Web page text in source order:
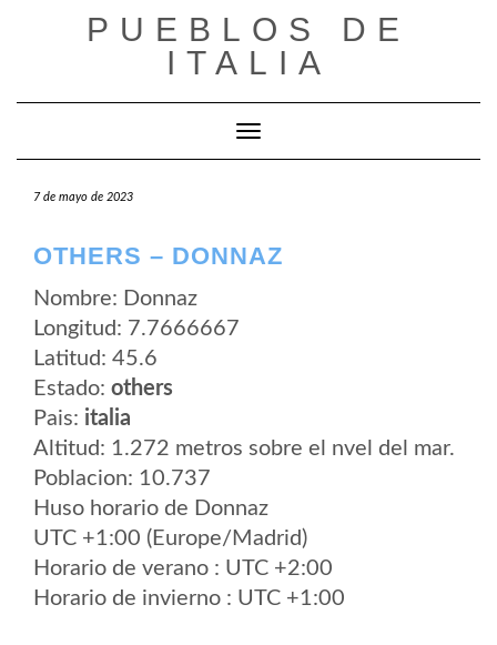
PUEBLOS DE
ITALIA
Cambiar modo de navegación
7 de mayo de 2023
OTHERS – DONNAZ
Nombre: Donnaz
Longitud: 7.7666667
Latitud: 45.6
Estado: others
Pais: italia
Altitud: 1.272 metros sobre el nvel del mar.
Poblacion: 10.737
Huso horario de Donnaz
UTC +1:00 (Europe/Madrid)
Horario de verano : UTC +2:00
Horario de invierno : UTC +1:00